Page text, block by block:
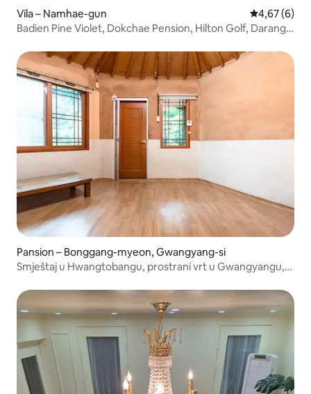
Vila – Namhae-gun Prosječna
4,67 (6)
Badien Pine Violet, Dokchae Pension, Hilton Golf, Darangi,
Pansion – Bonggang-myeon, Gwangyang-si
Smještaj u Hwangtobangu, prostrani vrt u Gwangyangu,